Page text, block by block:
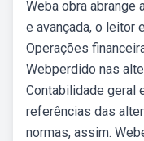
Weba obra abrange
e avançada, o leitor
Operações
Webperdido nas
Contabilidade geral
referências das
normas, assim.